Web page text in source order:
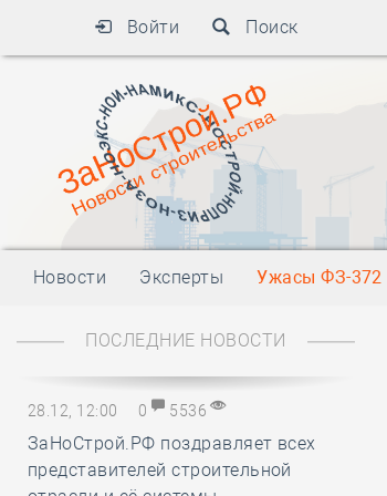
Войти Поиск
Новости Эксперты Ужасы ФЗ-372
ПОСЛЕДНИЕ НОВОСТИ
28.12, 12:00 0 5536
ЗаНоСтрой.РФ поздравляет всех
представителей строительной